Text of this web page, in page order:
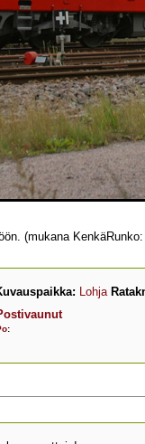
(mukana
Lohja
: